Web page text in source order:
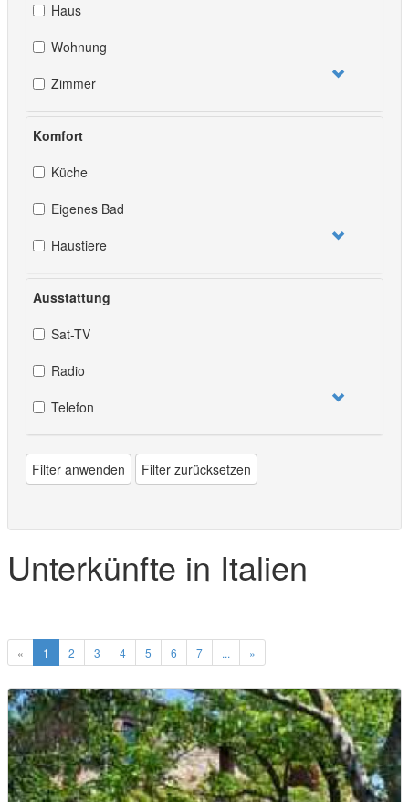
Haus
Wohnung
Zimmer
Komfort
Küche
Eigenes Bad
Haustiere
Ausstattung
Sat-TV
Radio
Telefon
Filter anwenden Filter zurücksetzen
Unterkünfte in Italien
« 1 2 3 4 5 6 7 ... »